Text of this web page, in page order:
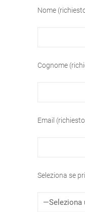
Nome
Cognome
Email
Seleziona se